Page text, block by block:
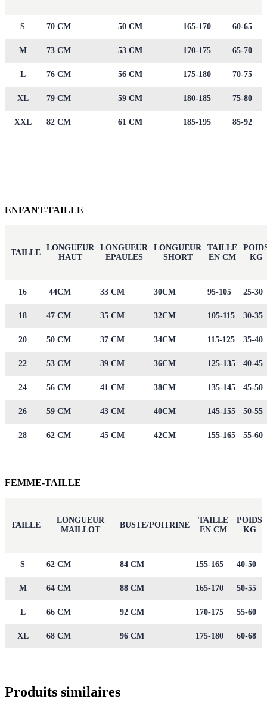
S 70 CM 50 CM 165-170 60-65
M 73 CM 53 CM 170-175 65-70
L 76 CM 56 CM 175-180 70-75
XL 79 CM 59 CM 180-185 75-80
XXL 82 CM 61 CM 185-195 85-92
ENFANT-TAILLE
TAILLE
LONGUEUR
HAUT
LONGUEUR
EPAULES
LONGUEUR
SHORT
TAILLE
EN CM
KG
16 44CM 33 CM 30CM 95-105 25-30
18 47 CM 35 CM 32CM 105-115 30-35
20 50 CM 37 CM 34CM 115-125 35-40
22 53 CM 39 CM 36CM 125-135 40-45
24 56 CM 41 CM 38CM 135-145 45-50
26 59 CM 43 CM 40CM 145-155 50-55
28 62 CM 45 CM 42CM 155-165 55-60
FEMME-TAILLE
TAILLE
LONGUEUR
MAILLOT
BUSTE/POITRINE
TAILLE
EN CM
POIDS
KG
S 62 CM 84 CM 155-165 40-50
M 64 CM 88 CM 165-170 50-55
L 66 CM 92 CM 170-175 55-60
XL 68 CM 96 CM 175-180 60-68
Produits similaires